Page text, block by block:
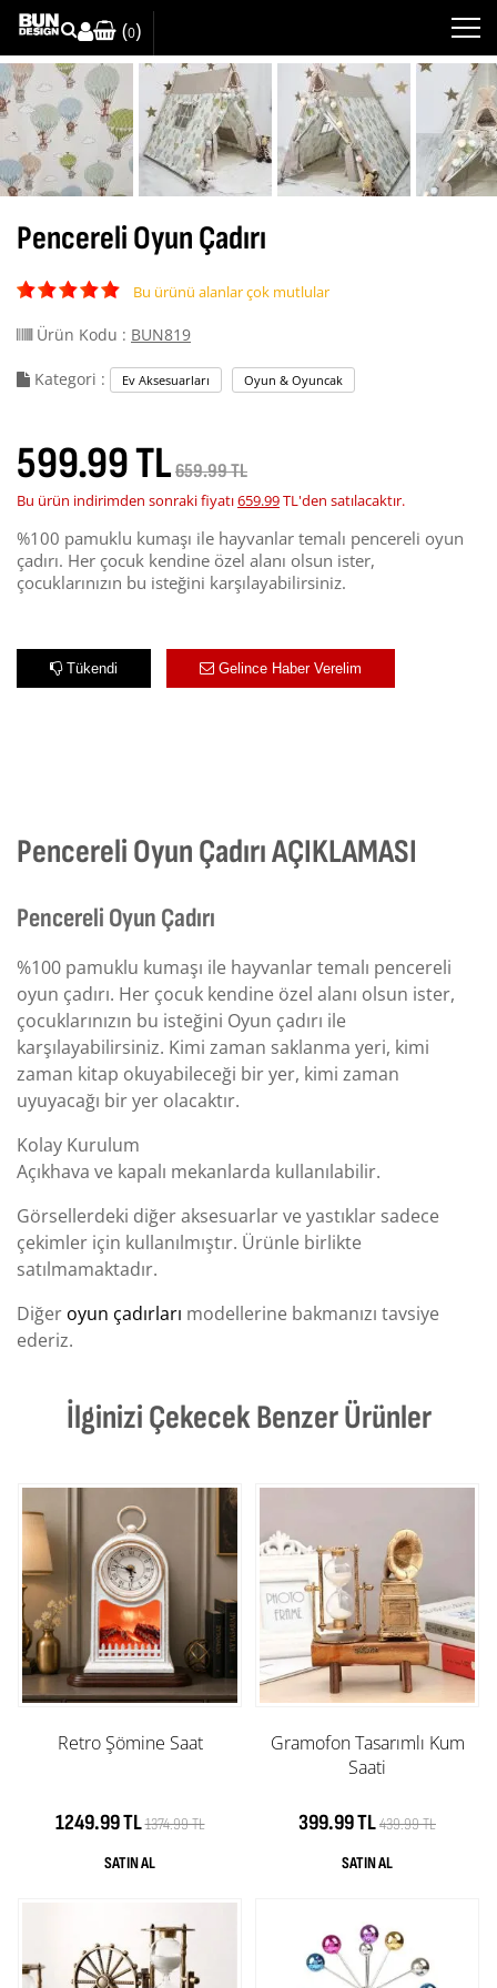
(0)
Pencereli Oyun Çadırı
Bu ürünü alanlar çok mutlular
Ürün Kodu : BUN819
Kategori : Ev Aksesuarları Oyun & Oyuncak
599.99 TL659.99 TL
Bu ürün indirimden sonraki fiyatı659.99TL'den satılacaktır.
%100 pamuklu kumaşı ile hayvanlar temalı pencereli oyun
çadırı. Her çocuk kendine özel alanı olsun ister,
çocuklarınızın bu isteğini karşılayabilirsiniz.
Tükendi Gelince Haber Verelim
Pencereli Oyun Çadırı AÇIKLAMASI
Pencereli Oyun Çadırı
%100 pamuklu kumaşı ile hayvanlar temalı pencereli
oyun çadırı. Her çocuk kendine özel alanı olsun ister,
çocuklarınızın bu isteğini Oyun çadırı ile
karşılayabilirsiniz. Kimi zaman saklanma yeri, kimi
zaman kitap okuyabileceği bir yer, kimi zaman
uyuyacağı bir yer olacaktır.
Kolay Kurulum
Açıkhava ve kapalı mekanlarda kullanılabilir.
Görsellerdeki diğer aksesuarlar ve yastıklar sadece
çekimler için kullanılmıştır. Ürünle birlikte
satılmamaktadır.
Diğer oyun çadırları modellerine bakmanızı tavsiye
ederiz.
İlginizi Çekecek Benzer Ürünler
Retro Şömine Saat
1249.99 TL1374.99 TL
Gramofon Tasarımlı Kum
Saati
399.99 TL439.99 TL